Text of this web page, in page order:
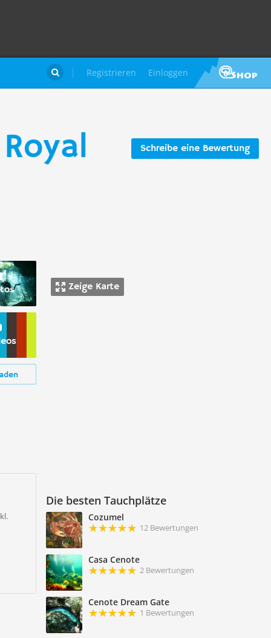
Registrieren Einloggen

Schreibe eine Bewertung
Zeige Karte
Die besten Tauchplätze
Cozumel
12 Bewertungen
Casa Cenote
2 Bewertungen
Cenote Dream Gate
1 Bewertungen